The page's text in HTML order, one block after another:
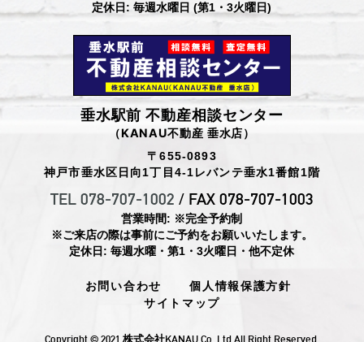
定休日: 毎週水曜日 (第1・3火曜日)
垂水駅前 不動産相談センター
（KANAU不動産 垂水店）
〒655-0893
神戸市垂水区日向1丁目4-1レバンテ垂水1番館1階
TEL 078-707-1002 / FAX 078-707-1003
営業時間: ※完全予約制
※ご来店の際は事前にご予約をお願いいたします。
定休日: 毎週水曜・第1・3火曜日・他不定休
お問い合わせ
個人情報保護方針
サイトマップ
Copyright ©︎ 2021 株式会社KANAU Co.,Ltd All Right Reserved.